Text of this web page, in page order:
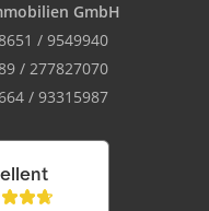
GmbH
/ 9549940
/ 277827070
/ 93315987